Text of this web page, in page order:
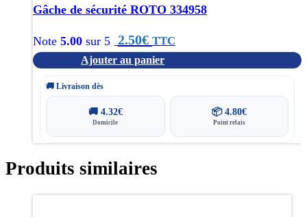
Gâche de sécurité ROTO 334958
Note 5.00 sur 5 2.50€ TTC
Ajouter au panier
🚚 Livraison dès
🚚 4.32€
Domicile
📦 4.80€
Point relais
Produits similaires